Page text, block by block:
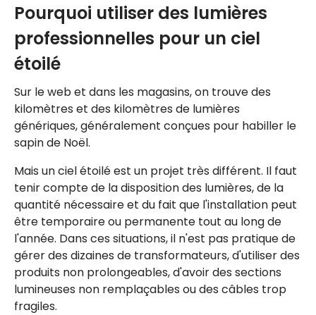
Pourquoi utiliser des lumières
professionnelles pour un ciel
étoilé
Sur le web et dans les magasins, on trouve des
kilomètres et des kilomètres de lumières
génériques, généralement conçues pour habiller le
sapin de Noël.
Mais un ciel étoilé est un projet très différent. Il faut
tenir compte de la disposition des lumières, de la
quantité nécessaire et du fait que l'installation peut
être temporaire ou permanente tout au long de
l'année. Dans ces situations, il n'est pas pratique de
gérer des dizaines de transformateurs, d'utiliser des
produits non prolongeables, d'avoir des sections
lumineuses non remplaçables ou des câbles trop
fragiles.